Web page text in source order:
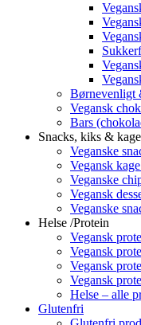
Børnevenligt
Vegansk
Bars
Snacks, kiks & kage
Veganske
Vegansk
Veganske
Vegansk
Veganske
Helse /Protein
Vegansk
Vegansk
Vegansk
Vegansk
Helse – alle
Glutenfri